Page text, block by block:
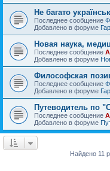
Не багато
Последнее сообщение
Добавлено в форуме
Новая наука,
Последнее сообщение
Добавлено в форуме
Философская
Последнее сообщение
Добавлено в форуме
Путеводитель по
Последнее сообщение
Добавлено в форуме
Найдено 11